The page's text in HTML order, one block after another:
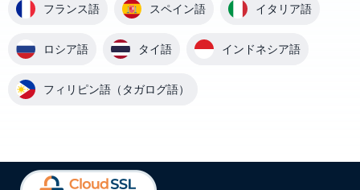
フランス語 スペイン語 イタリア語
ロシア語 タイ語 インドネシア語
フィリピン語（タガログ語）